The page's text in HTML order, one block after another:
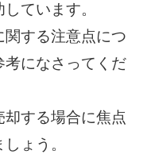
ています。
関する注意点につ
考になさってくだ
却する場合に焦点
ょう。